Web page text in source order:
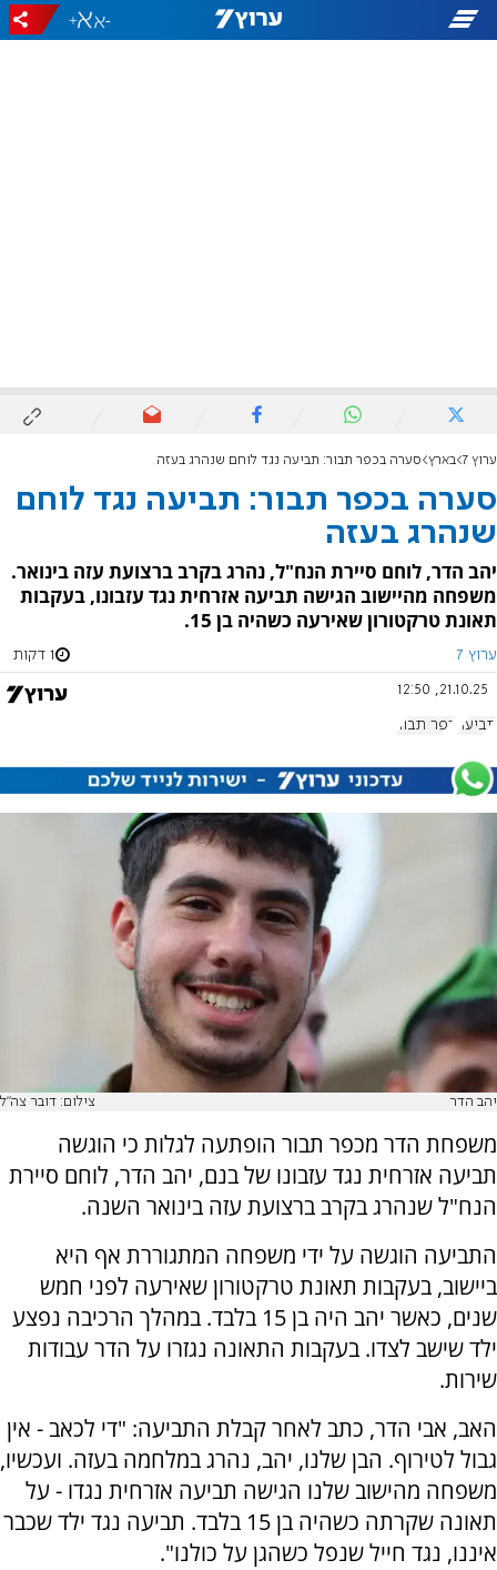
-
+
ערוץ 7 בארץ סערה בכפר תבור: תביעה נגד לוחם שנהרג בעזה
סערה בכפר תבור: תביעה נגד לוחם
שנהרג בעזה
יהב הדר, לוחם סיירת הנח"ל, נהרג בקרב ברצועת עזה בינואר.
משפחה מהיישוב הגישה תביעה אזרחית נגד עזבונו, בעקבות
תאונת טרקטורון שאירעה כשהיה בן 15.
ערוץ 7 1 דקות
21.10.25, 12:50
תביעה כפר תבור
יהב הדר צילום: דובר צה"ל
משפחת הדר מכפר תבור הופתעה לגלות כי הוגשה
תביעה אזרחית נגד עזבונו של בנם, יהב הדר, לוחם סיירת
הנח"ל שנהרג בקרב ברצועת עזה בינואר השנה.
התביעה הוגשה על ידי משפחה המתגוררת אף היא
ביישוב, בעקבות תאונת טרקטורון שאירעה לפני חמש
שנים, כאשר יהב היה בן 15 בלבד. במהלך הרכיבה נפצע
ילד שישב לצדו. בעקבות התאונה נגזרו על הדר עבודות
שירות.
האב, אבי הדר, כתב לאחר קבלת התביעה: "די לכאב - אין
גבול לטירוף. הבן שלנו, יהב, נהרג במלחמה בעזה. ועכשיו,
משפחה מהישוב שלנו הגישה תביעה אזרחית נגדו - על
תאונה שקרתה כשהיה בן 15 בלבד. תביעה נגד ילד שכבר
איננו, נגד חייל שנפל כשהגן על כולנו".